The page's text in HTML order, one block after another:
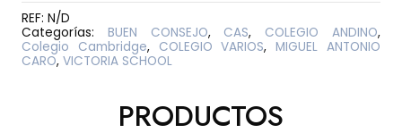
VARIOS
cantidad
REF: N/D
Categorías: BUEN CONSEJO, CAS, COLEGIO ANDINO,
Colegio Cambridge, COLEGIO VARIOS,MIGUEL ANTONIO
CARO, VICTORIA SCHOOL
PRODUCTOS